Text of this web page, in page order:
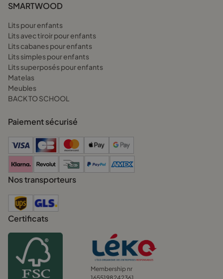
SMARTWOOD
Lits pour enfants
Lits avec tiroir pour enfants
Lits cabanes pour enfants
Lits simples pour enfants
Lits superposés pour enfants
Matelas
Meubles
BACK TO SCHOOL
Paiement sécurisé
Nos transporteurs
Certificats
Membership nr